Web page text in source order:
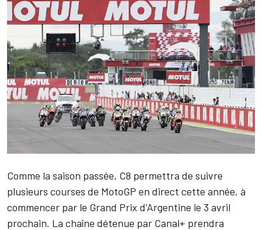
Comme la saison passée, C8 permettra de suivre
plusieurs courses de MotoGP en direct cette année, à
commencer par le Grand Prix d'Argentine le 3 avril
prochain. La chaîne détenue par Canal+ prendra